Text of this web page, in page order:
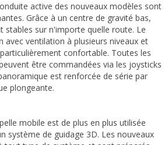
active des nouveaux modèles sont
Grâce à un centre de gravité bas,
stables sur n'importe quelle route. Le
avec ventilation à plusieurs niveaux et
confortable. Toutes les
être commandées via les joysticks
est renforcée de série par
plongeante.
mobile est de plus en plus utilisée
système de guidage 3D. Les nouveaux